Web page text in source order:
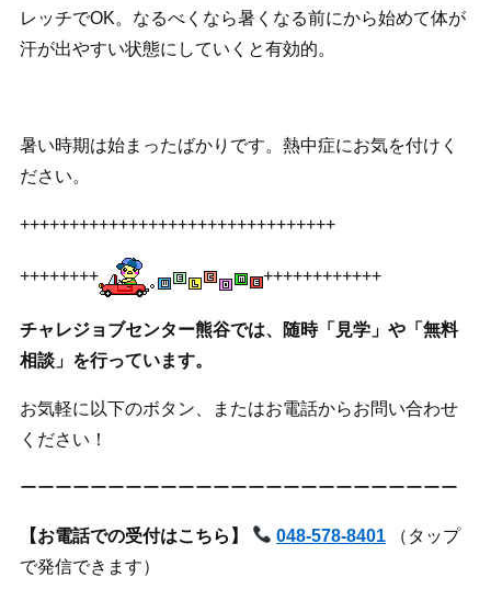
レッチでOK。なるべくなら暑くなる前にから始めて体が
汗が出やすい状態にしていくと有効的。
暑い時期は始まったばかりです。熱中症にお気を付けく
ださい。
++++++++++++++++++++++++++++++++
++++++++ ++++++++++++
チャレジョブセンター熊谷では、随時「見学」や「無料
相談」を行っています。
お気軽に以下のボタン、またはお電話からお問い合わせ
ください！
ーーーーーーーーーーーーーーーーーーーーーーーーー
【お電話での受付はこちら】 048-578-8401 （タップ
で発信できます）